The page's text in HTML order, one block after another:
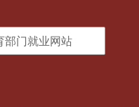
部门就业网站